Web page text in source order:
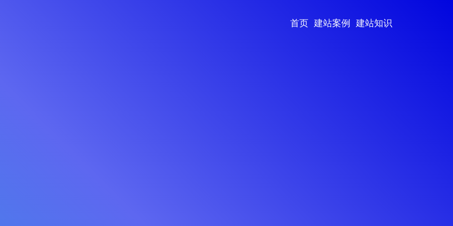
首页 建站案例 建站知识